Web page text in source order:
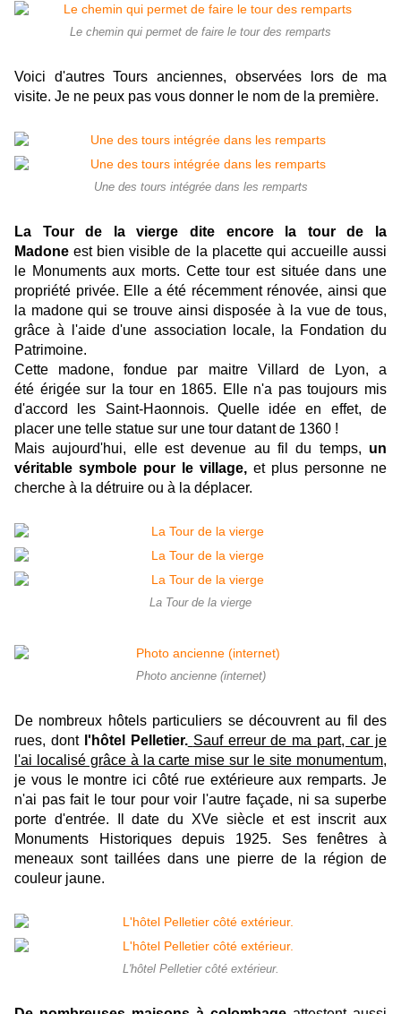
Le chemin qui permet de faire le tour des remparts
Voici d'autres Tours anciennes, observées lors de ma
visite. Je ne peux pas vous donner le nom de la première.
Une des tours intégrée dans les remparts
La Tour de la vierge dite encore la tour de la
Madone est bien visible de la placette qui accueille aussi
le Monuments aux morts. Cette tour est située dans une
propriété privée. Elle a été récemment rénovée, ainsi que
la madone qui se trouve ainsi disposée à la vue de tous,
grâce à l'aide d'une association locale, la Fondation du
Patrimoine.
Cette madone, fondue par maitre Villard de Lyon, a
été érigée sur la tour en 1865. Elle n'a pas toujours mis
d'accord les Saint-Haonnois. Quelle idée en effet, de
placer une telle statue sur une tour datant de 1360 !
Mais aujourd'hui, elle est devenue au fil du temps, un
véritable symbole pour le village, et plus personne ne
cherche à la détruire ou à la déplacer.
La Tour de la vierge
Photo ancienne (internet)
De nombreux hôtels particuliers se découvrent au fil des
rues, dont l'hôtel Pelletier. Sauf erreur de ma part, car je
l'ai localisé grâce à la carte mise sur le site monumentum,
je vous le montre ici côté rue extérieure aux remparts. Je
n'ai pas fait le tour pour voir l'autre façade, ni sa superbe
porte d'entrée. Il date du XVe siècle et est inscrit aux
Monuments Historiques depuis 1925. Ses fenêtres à
meneaux sont taillées dans une pierre de la région de
couleur jaune.
L'hôtel Pelletier côté extérieur.